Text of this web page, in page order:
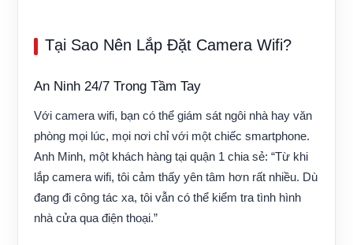
Tại Sao Nên Lắp Đặt Camera Wifi?
An Ninh 24/7 Trong Tầm Tay
Với camera wifi, bạn có thể giám sát ngôi nhà hay văn
phòng mọi lúc, mọi nơi chỉ với một chiếc smartphone.
Anh Minh, một khách hàng tại quận 1 chia sẻ: “Từ khi
lắp camera wifi, tôi cảm thấy yên tâm hơn rất nhiều. Dù
đang đi công tác xa, tôi vẫn có thể kiểm tra tình hình
nhà cửa qua điện thoại.”